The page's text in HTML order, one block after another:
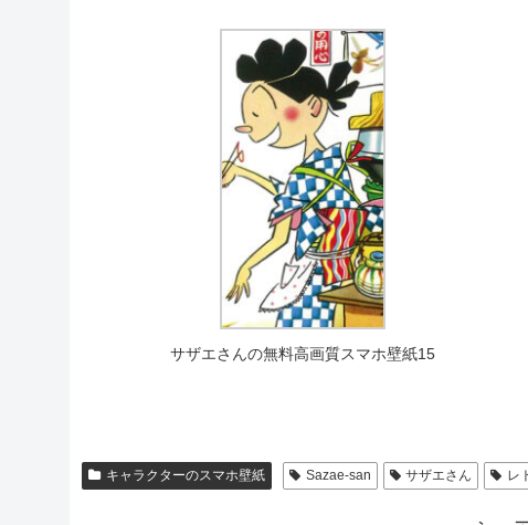
サザエさんの無料高画質スマホ壁紙15
キャラクターのスマホ壁紙 Sazae-san サザエさん レ